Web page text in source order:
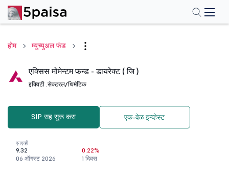
होम म्युच्युअल फंड
एक्सिस मोमेन्टम फन्ड - डायरेक्ट ( जि )
इक्विटी .सेक्टरल/थिमॅटिक
SIP सह सुरू करा एक-वेळ इन्व्हेस्ट
एनएव्ही
9.32
06 ऑगस्ट 2026
0.22%
1 दिवस